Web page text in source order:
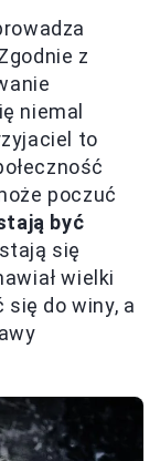
z
niemal
to
poczuć
być
się
wielki
do winy, a